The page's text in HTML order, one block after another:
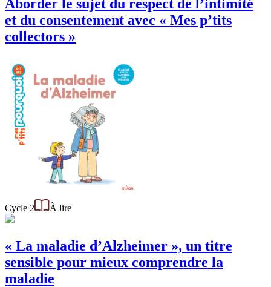
Aborder le sujet du respect de l’intimité
et du consentement avec « Mes p’tits
collectors »
Cycle 2 À lire
« La maladie d’Alzheimer », un titre
sensible pour mieux comprendre la
maladie